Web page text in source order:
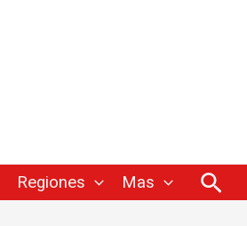
Regiones Mas